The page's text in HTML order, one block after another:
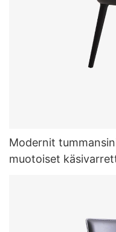
Modernit
muotoiset